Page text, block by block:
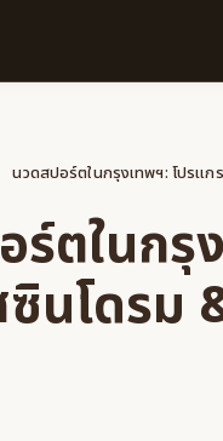
นวดสปอร์ตในกรุงเทพฯ: โปรแก
ตในกรุ
นโดรม